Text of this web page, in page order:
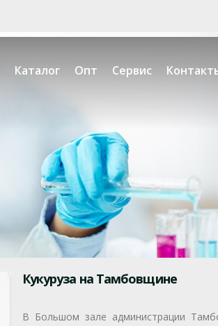
Каталог Опт Сервис
Кукуруза на Тамбовщине
В Большом зале администрации